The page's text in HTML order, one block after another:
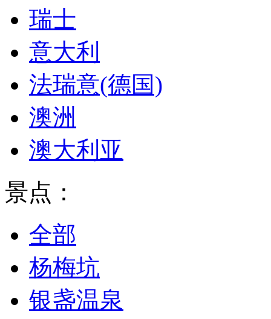
瑞士
意大利
法瑞意(德国)
澳洲
澳大利亚
景点：
全部
杨梅坑
银盏温泉